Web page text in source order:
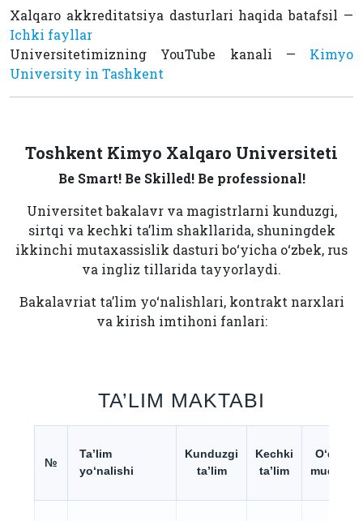
Xalqaro akkreditatsiya dasturlari haqida batafsil —
Ichki fayllar
Universitetimizning YouTube kanali — Kimyo
University in Tashkent
Toshkent Kimyo Xalqaro Universiteti
Be Smart! Be Skilled! Be professional!
Universitet bakalavr va magistrlarni kunduzgi,
sirtqi va kechki ta’lim shakllarida, shuningdek
ikkinchi mutaxassislik dasturi bo‘yicha o‘zbek, rus
va ingliz tillarida tayyorlaydi.
Bakalavriat ta’lim yo‘nalishlari, kontrakt narxlari
va kirish imtihoni fanlari:
TA’LIM MAKTABI
№
Ta’lim
yo‘nalishi
Kunduzgi
ta’lim
Kechki
ta’lim
O‘qish
muddati